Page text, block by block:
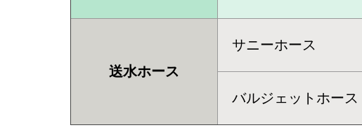
送水ホース
サニーホース
バルジェットホース